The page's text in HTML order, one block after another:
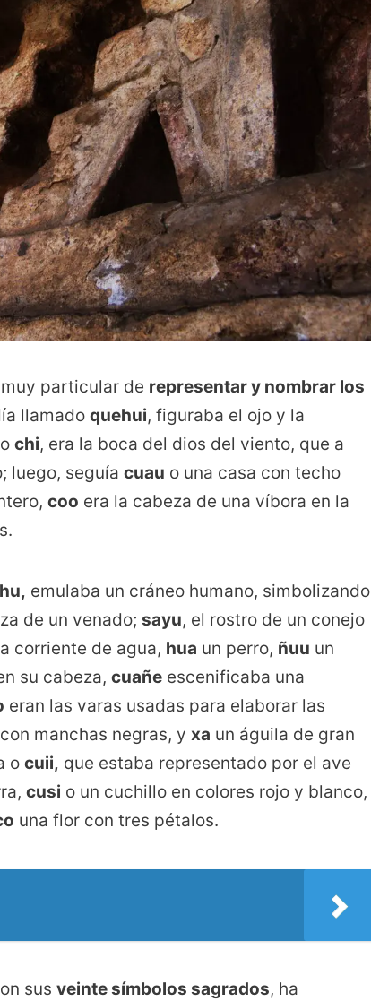
particular de representar y nombrar los
llamado quehui, figuraba el ojo y la
chi, era la boca del dios del viento, que a
luego, seguía cuau o una casa con techo
coo era la cabeza de una víbora en la
emulaba un cráneo humano, simbolizando
de un venado; sayu, el rostro de un conejo
corriente de agua, hua un perro, ñuu un
su cabeza, cuañe escenificaba una
eran las varas usadas para elaborar las
manchas negras, y xa un águila de gran
o cuii, que estaba representado por el ave
cusi o un cuchillo en colores rojo y blanco,
una flor con tres pétalos.
sus veinte símbolos sagrados, ha